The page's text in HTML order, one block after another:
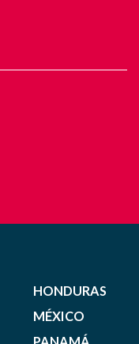
HONDURAS
MÉXICO